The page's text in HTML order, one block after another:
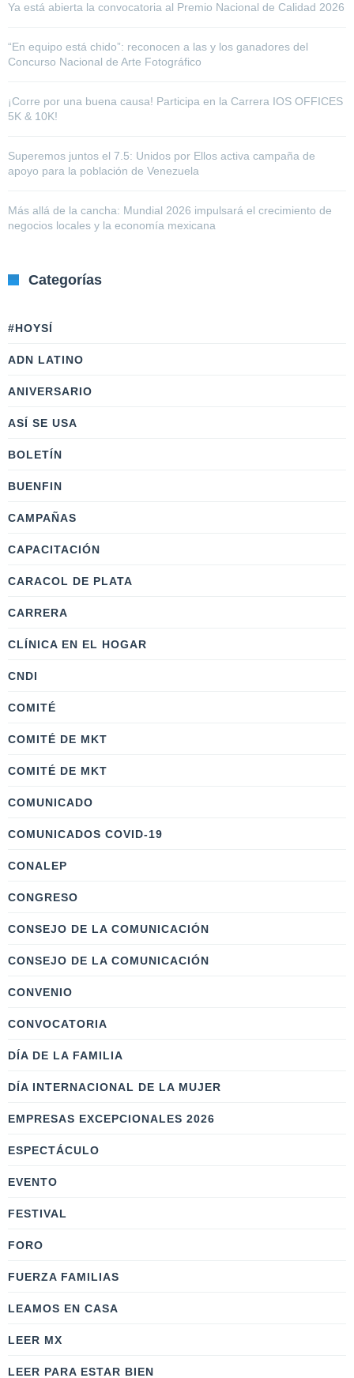
Ya está abierta la convocatoria al Premio Nacional de Calidad 2026
“En equipo está chido”: reconocen a las y los ganadores del
Concurso Nacional de Arte Fotográfico
¡Corre por una buena causa! Participa en la Carrera IOS OFFICES
5K & 10K!
Superemos juntos el 7.5: Unidos por Ellos activa campaña de
apoyo para la población de Venezuela
Más allá de la cancha: Mundial 2026 impulsará el crecimiento de
negocios locales y la economía mexicana
Categorías
#HOYSÍ
ADN LATINO
ANIVERSARIO
ASÍ SE USA
BOLETÍN
BUENFIN
CAMPAÑAS
CAPACITACIÓN
CARACOL DE PLATA
CARRERA
CLÍNICA EN EL HOGAR
CNDI
COMITÉ
COMITÉ DE MKT
COMITÉ DE MKT
COMUNICADO
COMUNICADOS COVID-19
CONALEP
CONGRESO
CONSEJO DE LA COMUNICACIÓN
CONSEJO DE LA COMUNICACIÓN
CONVENIO
CONVOCATORIA
DÍA DE LA FAMILIA
DÍA INTERNACIONAL DE LA MUJER
EMPRESAS EXCEPCIONALES 2026
ESPECTÁCULO
EVENTO
FESTIVAL
FORO
FUERZA FAMILIAS
LEAMOS EN CASA
LEER MX
LEER PARA ESTAR BIEN